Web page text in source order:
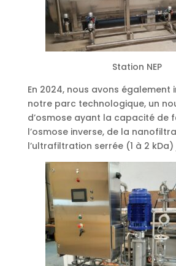
Station NEP
En 2024, nous avons également
notre parc technologique, un
d’osmose ayant la capacité de
l’osmose inverse, de la
l’ultrafiltration serrée (1 à 2 kDa)